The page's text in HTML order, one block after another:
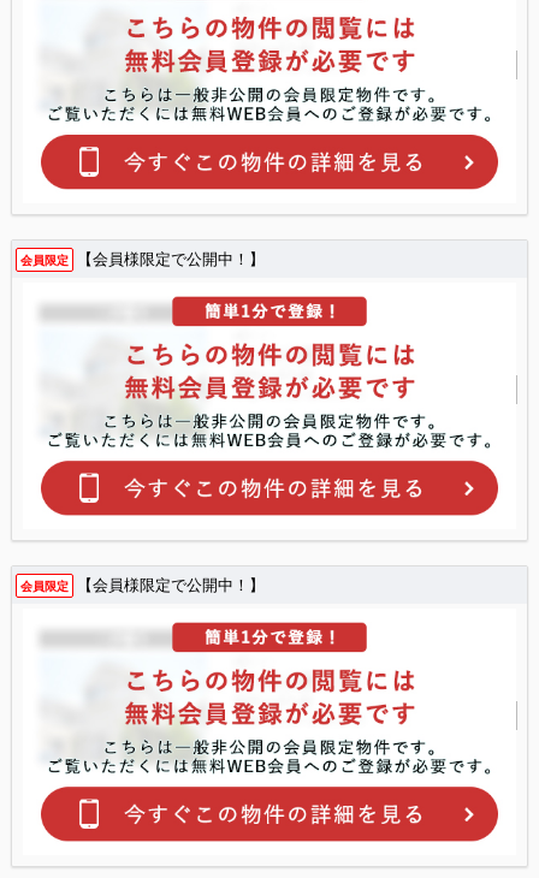
会員限定 【会員様限定で公開中！】
会員限定 【会員様限定で公開中！】